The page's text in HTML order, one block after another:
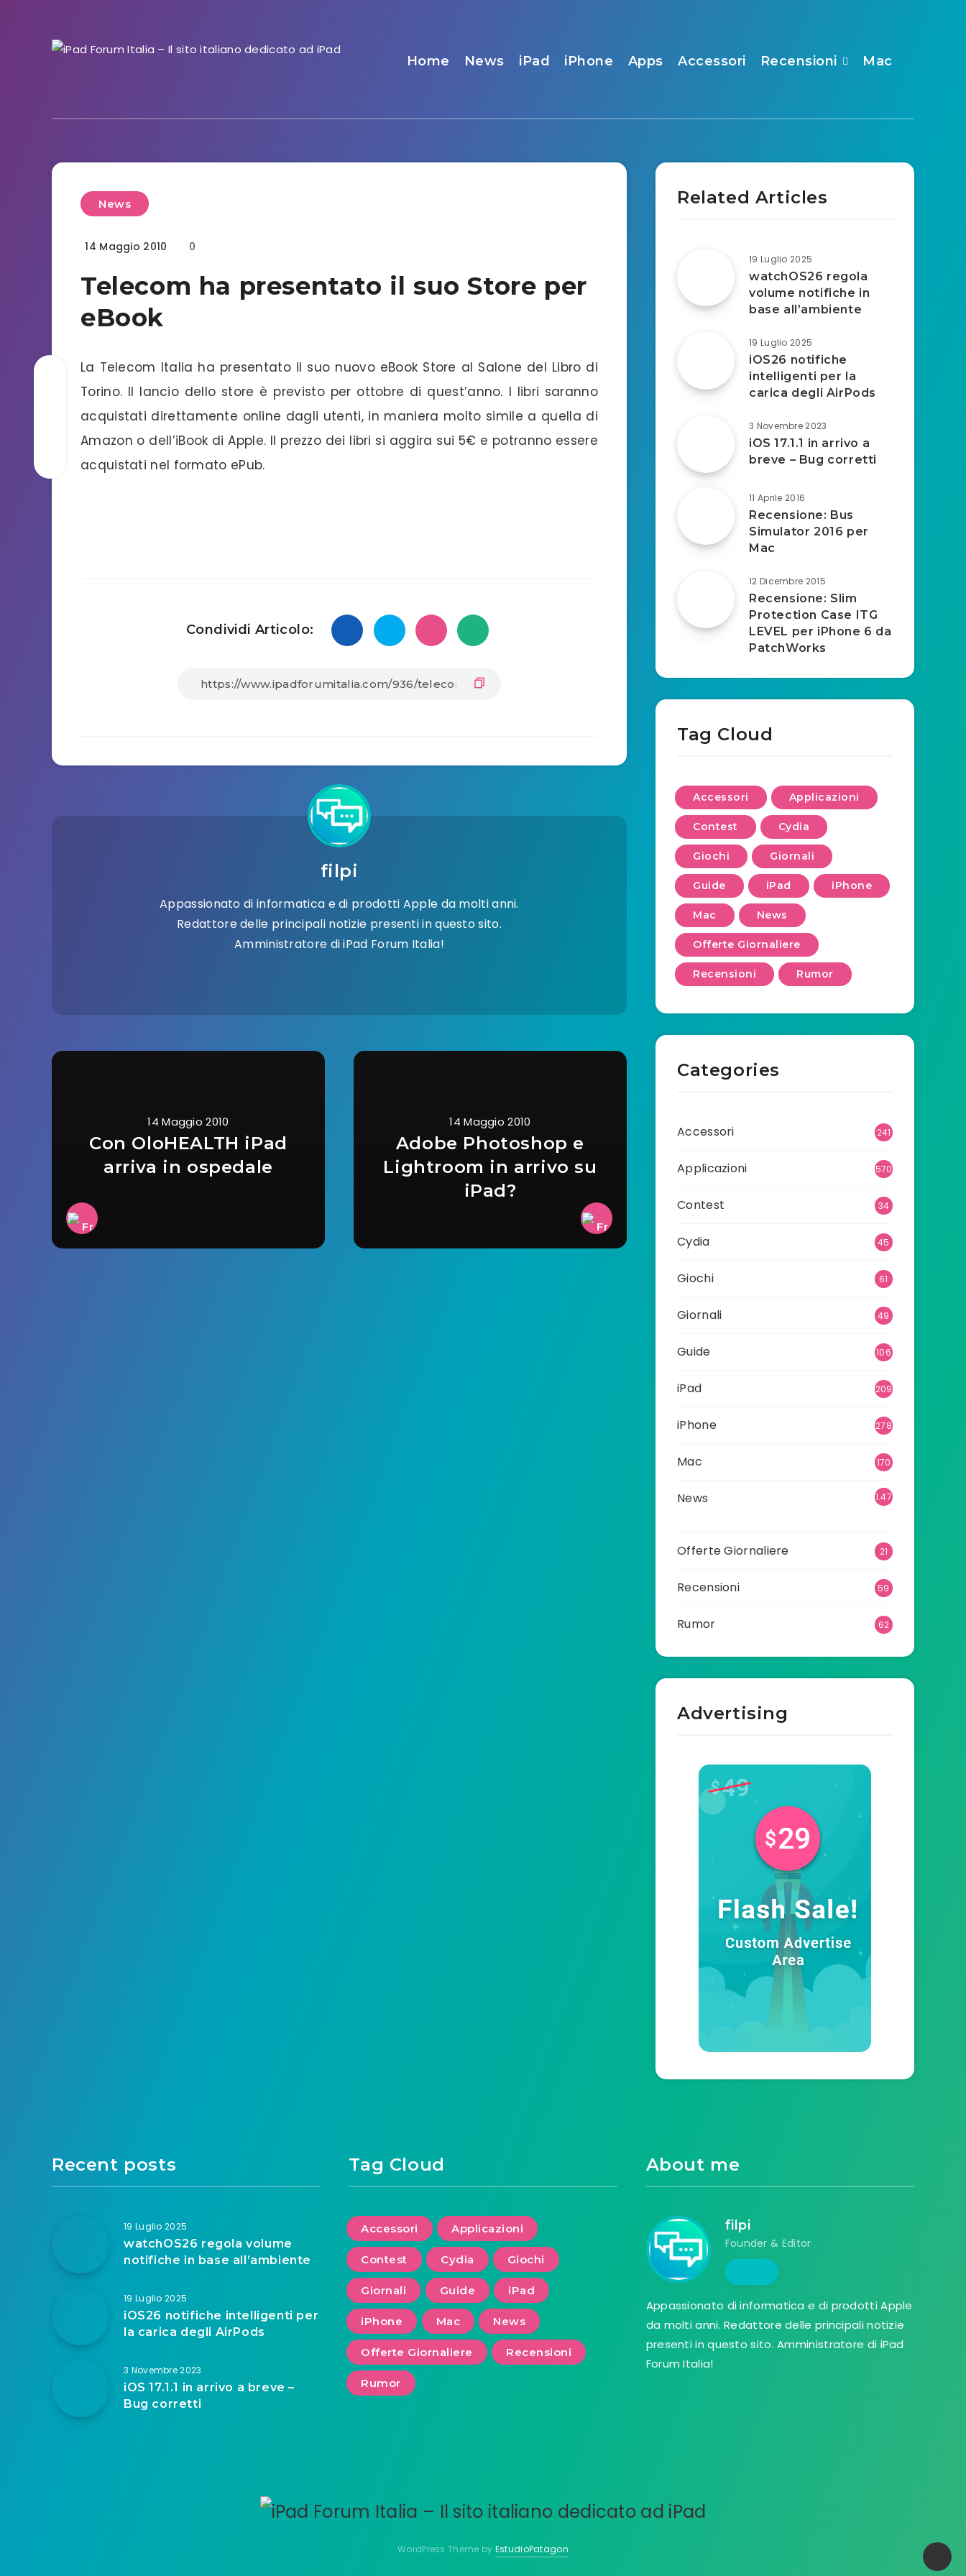
Home News iPad iPhone Apps Accessori Recensioni Mac
News
14 Maggio 2010 0
Telecom ha presentato il suo Store per
eBook
La Telecom Italia ha presentato il suo nuovo eBook Store al Salone del Libro di
Torino. Il lancio dello store è previsto per ottobre di quest’anno. I libri saranno
acquistati direttamente online dagli utenti, in maniera molto simile a quella di
Amazon o dell’iBook di Apple. Il prezzo dei libri si aggira sui 5€ e potranno essere
acquistati nel formato ePub.
Condividi Articolo:
filpi
Appassionato di informatica e di prodotti Apple da molti anni.
Redattore delle principali notizie presenti in questo sito.
Amministratore di iPad Forum Italia!
14 Maggio 2010
Con OloHEALTH iPad
arriva in ospedale
14 Maggio 2010
Adobe Photoshop e
Lightroom in arrivo su
iPad?
Related Articles
19 Luglio 2025
watchOS26 regola
volume notifiche in
base all’ambiente
19 Luglio 2025
iOS26 notifiche
intelligenti per la
carica degli AirPods
3 Novembre 2023
iOS 17.1.1 in arrivo a
breve – Bug corretti
11 Aprile 2016
Recensione: Bus
Simulator 2016 per
Mac
12 Dicembre 2015
Recensione: Slim
Protection Case ITG
LEVEL per iPhone 6 da
PatchWorks
Tag Cloud
Accessori Applicazioni
Contest Cydia
Giochi Giornali
Guide iPad iPhone
Mac News
Offerte Giornaliere
Recensioni Rumor
Categories
Accessori 241
Applicazioni 570
Contest 34
Cydia 45
Giochi 61
Giornali 49
Guide 106
iPad 209
iPhone 278
Mac 170
News
1.47
Offerte Giornaliere 21
Recensioni 59
Rumor 62
Advertising
Recent posts
19 Luglio 2025
watchOS26 regola volume
notifiche in base all’ambiente
19 Luglio 2025
iOS26 notifiche intelligenti per
la carica degli AirPods
3 Novembre 2023
iOS 17.1.1 in arrivo a breve –
Bug corretti
Tag Cloud
Accessori Applicazioni
Contest Cydia Giochi
Giornali Guide iPad
iPhone Mac News
Offerte Giornaliere Recensioni
Rumor
About me
filpi
Founder & Editor
Appassionato di informatica e di prodotti Apple
da molti anni. Redattore delle principali notizie
presenti in questo sito. Amministratore di iPad
Forum Italia!
WordPress Theme by EstudioPatagon